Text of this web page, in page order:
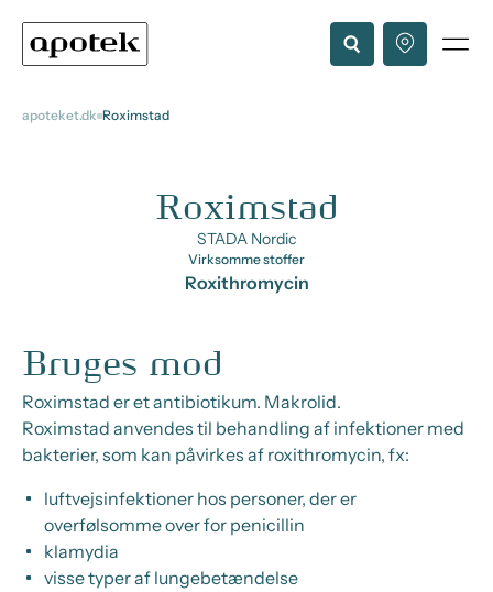
apoteket.dk Roximstad
Roximstad
STADA Nordic
Virksomme stoffer
Roxithromycin
Bruges mod
Roximstad er et antibiotikum. Makrolid.
Roximstad anvendes til behandling af infektioner med
bakterier, som kan påvirkes af roxithromycin, fx:
luftvejsinfektioner hos personer, der er
overfølsomme over for penicillin
klamydia
visse typer af lungebetændelse